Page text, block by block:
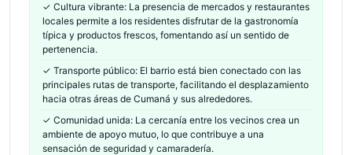
✓ Cultura vibrante: La presencia de mercados y restaurantes
locales permite a los residentes disfrutar de la gastronomía
típica y productos frescos, fomentando así un sentido de
pertenencia.
✓ Transporte público: El barrio está bien conectado con las
principales rutas de transporte, facilitando el desplazamiento
hacia otras áreas de Cumaná y sus alrededores.
✓ Comunidad unida: La cercanía entre los vecinos crea un
ambiente de apoyo mutuo, lo que contribuye a una
sensación de seguridad y camaradería.